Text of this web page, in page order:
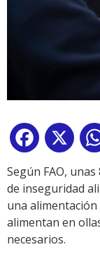
Facebook
X
Según FAO,
de inseguridad
una alimentación
alimentan en
necesarios.